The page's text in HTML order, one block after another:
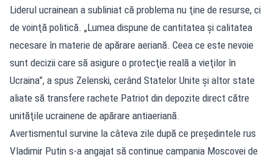
Liderul ucrainean a subliniat că problema nu ţine de resurse, ci
de voinţă politică. „Lumea dispune de cantitatea şi calitatea
necesare în materie de apărare aeriană. Ceea ce este nevoie
sunt decizii care să asigure o protecţie reală a vieţilor în
Ucraina”, a spus Zelenski, cerând Statelor Unite şi altor state
aliate să transfere rachete Patriot din depozite direct către
unităţile ucrainene de apărare antiaeriană.
Avertismentul survine la câteva zile după ce preşedintele rus
Vladimir Putin s-a angajat să continue campania Moscovei de